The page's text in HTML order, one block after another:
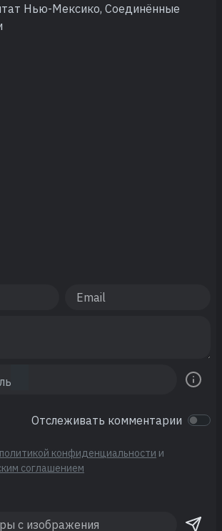
Нью-Мексико, Соединённые
Отслеживать комментарии
политикой конфиденциальности и
соглашением